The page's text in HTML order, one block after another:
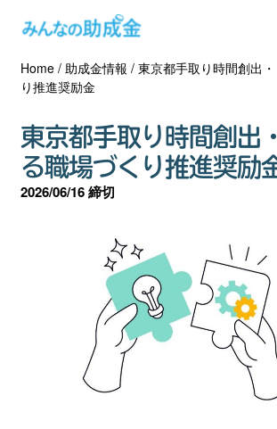
助成金を探す
士業の方へ
助成金コラム
ダウンロード
会員登録
Home/ 助成金情報 / 東京都手取り時間創出
り推進奨励金
東京都手取り時間創出
る職場づくり推進奨励
2026/06/16 締切